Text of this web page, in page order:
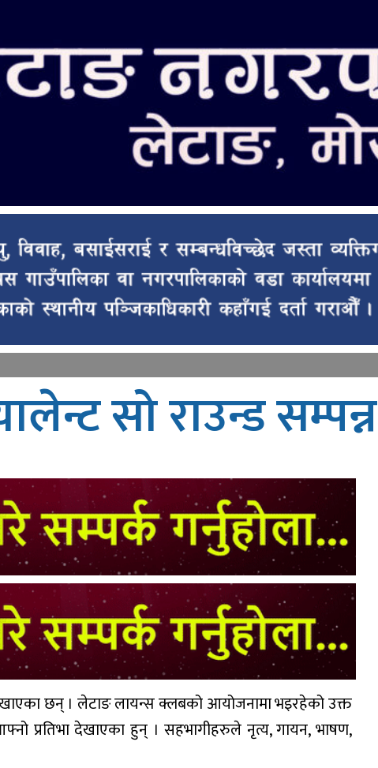
सो राउन्ड सम्पन्न
छन् । लेटाङ लायन्स क्लबको आयोजनामा भइरहेको उक्त
प्रतिभा देखाएका हुन् । सहभागीहरुले नृत्य, गायन, भाषण,